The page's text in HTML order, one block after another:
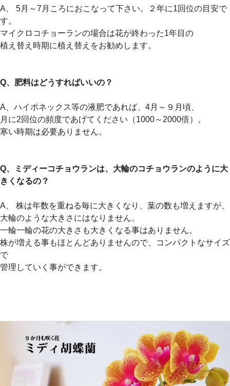
A、 5月～7月ころにおこなって下さい。２年に1回位の目安で
す。
マイクロコチョーランの場合は花が終わった1年目の
植え替え時期に植え替えをお勧めします。
Q、肥料はどうすればいいの？
A、ハイポネックス等の液肥であれば、4月～９月頃、
月に2回位の頻度であげてください（1000～2000倍）。
寒い時期は必要ありません。
Q、ミディーコチョウランは、大輪のコチョウランのように大
きくなるの？
A、 株は年数を重ねる毎に大きくなり、葉の数も増えますが、
大輪のような大きさにはなりません。
一輪一輪の花の大きさも大きくなる事はありません。
株が増える事もほとんどありませんので、コンパクトなサイズ
で
管理していく事ができます。